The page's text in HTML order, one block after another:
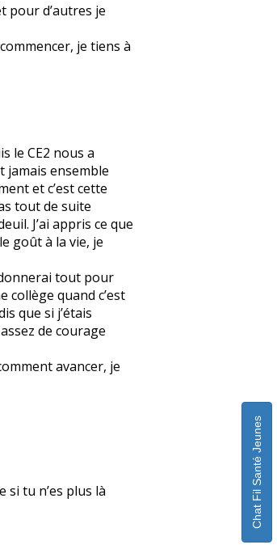
pour d’autres je
je tiens à
le CE2 nous a
jamais ensemble
et c’est cette
tout de suite
J’ai appris ce que
goût à la vie, je
tout pour
collège quand c’est
que si j’étais
de courage
avancer, je
si tu n’es plus là
Chat Fil Santé Jeunes